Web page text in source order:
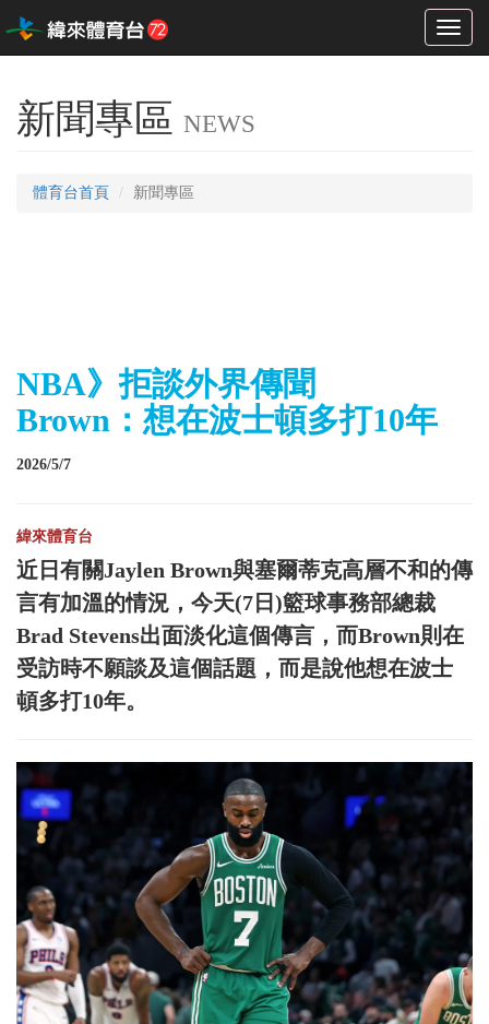
Toggle
新聞專區 NEWS
體育台首頁 新聞專區
NBA》拒談外界傳聞
Brown：想在波士頓多打10年
2026/5/7
緯來體育台
近日有關Jaylen Brown與塞爾蒂克高層不和的傳
言有加溫的情況，今天(7日)籃球事務部總裁
Brad Stevens出面淡化這個傳言，而Brown則在
受訪時不願談及這個話題，而是說他想在波士
頓多打10年。